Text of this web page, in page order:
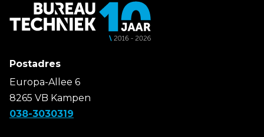
Postadres
Europa-Allee 6
8265 VB Kampen
038-3030319